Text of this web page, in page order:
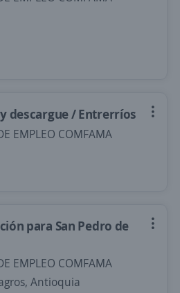
descargue / Entrerríos
EMPLEO COMFAMA
para San Pedro de
EMPLEO COMFAMA
Antioquia